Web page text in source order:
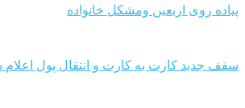
پیاده روی اربعین ومشکل خانواده
سقف جدید کارت به کارت و انتقال پول اعلام